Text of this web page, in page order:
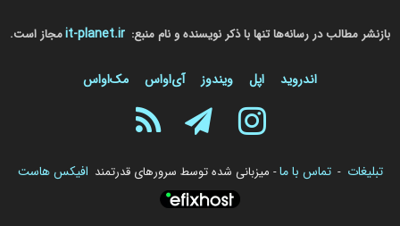
بازنشر مطالب در رسانه‌ها تنها با ذکر نویسنده و نام منبع: it-planet.irمجاز است.
اندروید اپل ویندوز آی‌او‌اس مک‌او‌اس
تبلیغات - تماس با ما- میزبانی شده توسط سرورهای قدرتمند افیکس هاست